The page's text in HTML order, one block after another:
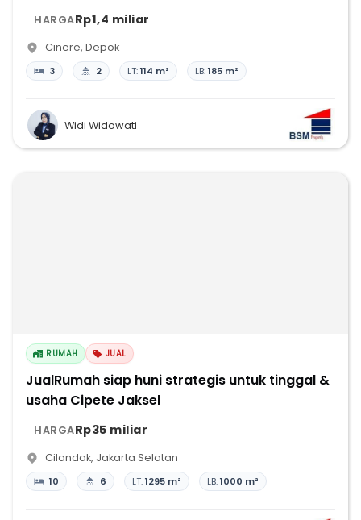
HARGARp1,4 miliar
Cinere, Depok
3 2 LT:114 m² LB:185 m²
Widi Widowati
RUMAH JUAL
JualRumah siap huni strategis untuk tinggal &
usaha Cipete Jaksel
HARGARp35 miliar
Cilandak, Jakarta Selatan
10 6 LT:1295 m² LB:1000 m²